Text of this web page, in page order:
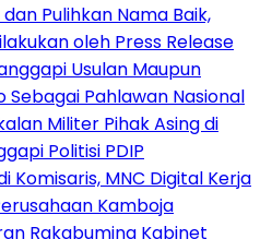
Pulihkan Nama Baik,
oleh Press Release
Usulan Maupun
Sebagai Pahlawan Nasional
Militer Pihak Asing di
Politisi PDIP
Komisaris, MNC Digital Kerja
Kamboja
Rakabuming Kabinet